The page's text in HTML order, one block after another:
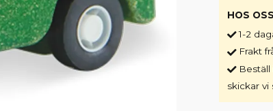
HOS
1-2
Frakt
Beställ
skickar vi